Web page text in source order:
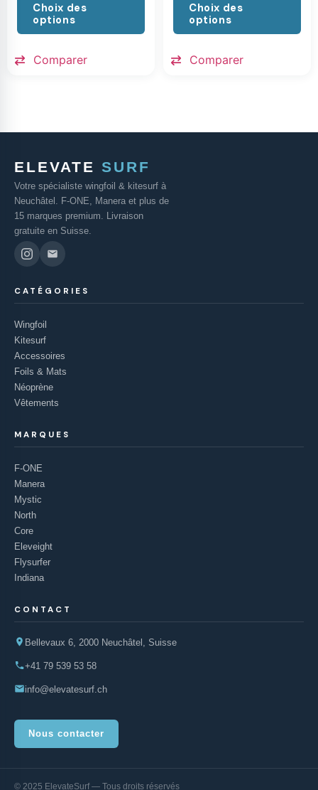
Choix des
options
Comparer
Choix des
options
Comparer
ELEVATE SURF
Votre spécialiste wingfoil & kitesurf à
Neuchâtel. F-ONE, Manera et plus de
15 marques premium. Livraison
gratuite en Suisse.
CATÉGORIES
Wingfoil
Kitesurf
Accessoires
Foils & Mats
Néoprène
Vêtements
MARQUES
F-ONE
Manera
Mystic
North
Core
Eleveight
Flysurfer
Indiana
CONTACT
Bellevaux 6, 2000 Neuchâtel, Suisse
+41 79 539 53 58
info@elevatesurf.ch
Nous contacter
© 2025 ElevateSurf — Tous droits réservés